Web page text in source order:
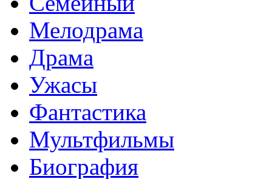
Мелодрама
Драма
Ужасы
Фантастика
Мультфильмы
Биография